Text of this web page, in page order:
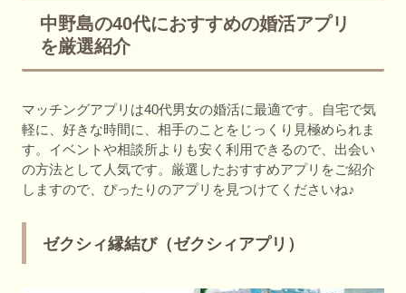
中野島の40代におすすめの婚活アプリ
を厳選紹介
マッチングアプリは40代男女の婚活に最適です。自宅で気
軽に、好きな時間に、相手のことをじっくり見極められま
す。イベントや相談所よりも安く利用できるので、出会い
の方法として人気です。厳選したおすすめアプリをご紹介
しますので、ぴったりのアプリを見つけてくださいね♪
ゼクシィ縁結び（ゼクシィアプリ）